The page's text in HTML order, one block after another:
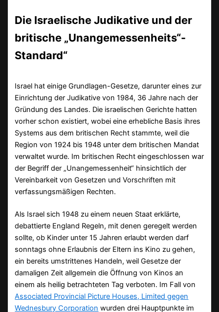
Die Israelische Judikative und der
britische „Unangemessenheits“-
Standard“
Israel hat einige Grundlagen-Gesetze, darunter eines zur
Einrichtung der Judikative von 1984, 36 Jahre nach der
Gründung des Landes. Die israelischen Gerichte hatten
vorher schon existiert, wobei eine erhebliche Basis ihres
Systems aus dem britischen Recht stammte, weil die
Region von 1924 bis 1948 unter dem britischen Mandat
verwaltet wurde. Im britischen Recht eingeschlossen war
der Begriff der „Unangemessenheit“ hinsichtlich der
Vereinbarkeit von Gesetzen und Vorschriften mit
verfassungsmäßigen Rechten.
Als Israel sich 1948 zu einem neuen Staat erklärte,
debattierte England Regeln, mit denen geregelt werden
sollte, ob Kinder unter 15 Jahren erlaubt werden darf
sonntags ohne Erlaubnis der Eltern ins Kino zu gehen,
ein bereits umstrittenes Handeln, weil Gesetze der
damaligen Zeit allgemein die Öffnung von Kinos an
einem als heilig betrachteten Tag verboten. Im Fall von
Associated Provincial Picture Houses, Limited gegen
Wednesbury Corporation wurden drei Hauptpunkte im